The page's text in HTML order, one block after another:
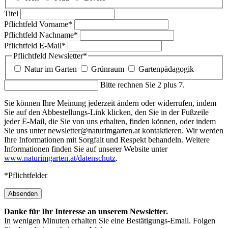
Titel
Pflichtfeld Vorname*
Pflichtfeld Nachname*
Pflichtfeld E-Mail*
Pflichtfeld Newsletter*
Natur im Garten
Grünraum
Gartenpädagogik
Bitte rechnen Sie 2 plus 7.
Sie können Ihre Meinung jederzeit ändern oder widerrufen, indem
Sie auf den Abbestellungs-Link klicken, den Sie in der Fußzeile
jeder E-Mail, die Sie von uns erhalten, finden können, oder indem
Sie uns unter newsletter@naturimgarten.at kontaktieren. Wir werden
Ihre Informationen mit Sorgfalt und Respekt behandeln. Weitere
Informationen finden Sie auf unserer Website unter
www.naturimgarten.at/datenschutz.
*Pflichtfelder
Absenden
Danke für Ihr Interesse an unserem Newsletter.
In wenigen Minuten erhalten Sie eine Bestätigungs-Email. Folgen